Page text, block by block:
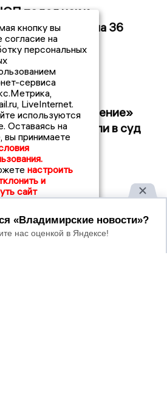
подал иск к
стандарту» на 36
ЖК «Поколение»
Строй» передали в суд
официально
должности прокурора
области
кнопку вы
согласие на
персональных
сервиса
LiveInternet.
используются
Оставаясь на
вы принимаете
настроить
и
сайт